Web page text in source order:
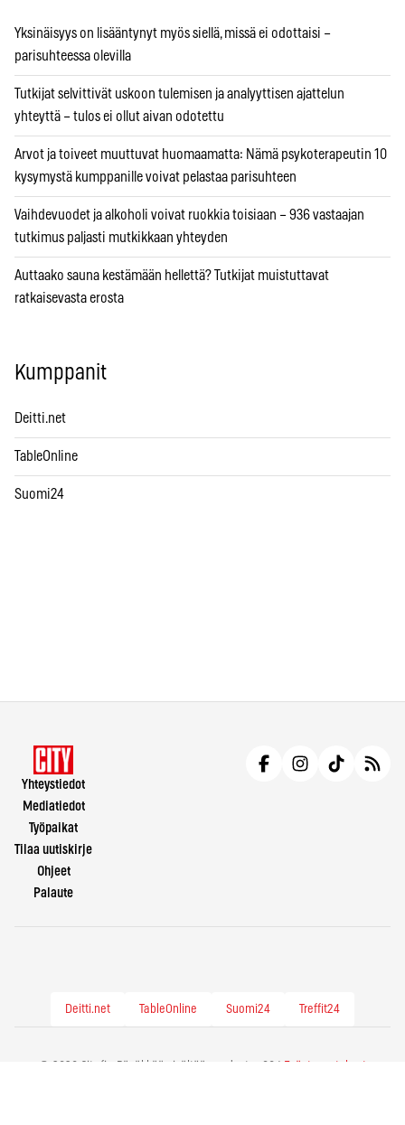
Yksinäisyys on lisääntynyt myös siellä, missä ei odottaisi –
parisuhteessa olevilla
Tutkijat selvittivät uskoon tulemisen ja analyyttisen ajattelun
yhteyttä – tulos ei ollut aivan odotettu
Arvot ja toiveet muuttuvat huomaamatta: Nämä psykoterapeutin 10
kysymystä kumppanille voivat pelastaa parisuhteen
Vaihdevuodet ja alkoholi voivat ruokkia toisiaan – 936 vastaajan
tutkimus paljasti mutkikkaan yhteyden
Auttaako sauna kestämään hellettä? Tutkijat muistuttavat
ratkaisevasta erosta
Kumppanit
Deitti.net
TableOnline
Suomi24
Yhteystiedot
Mediatiedot
Työpaikat
Tilaa uutiskirje
Ohjeet
Palaute
Deitti.net TableOnline Suomi24 Treffit24